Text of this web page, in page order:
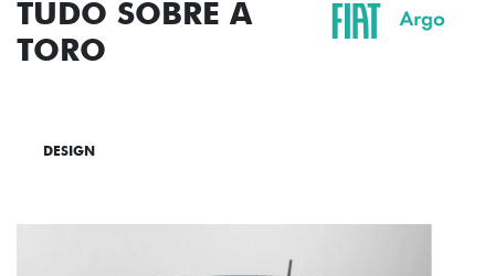
TUDO SOBRE A
TORO
DESIGN